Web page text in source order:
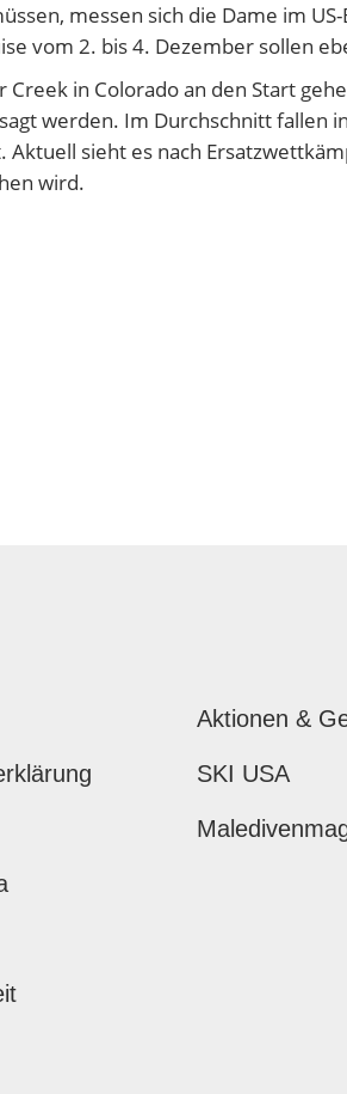
messen sich die Dame im
vom 2. bis 4. Dezember sollen
in Colorado an den Start
werden. Im Durchschnitt fallen
sieht es nach
wird.
Aktionen &
SKI USA